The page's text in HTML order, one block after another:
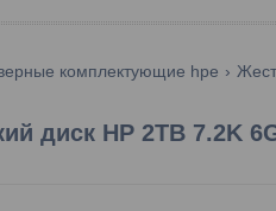
комплектующие hpe
диск HP 2TB 7.2K